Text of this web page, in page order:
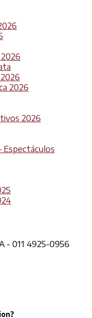
2026
2026
Espectáculos
- 011 4925-0956